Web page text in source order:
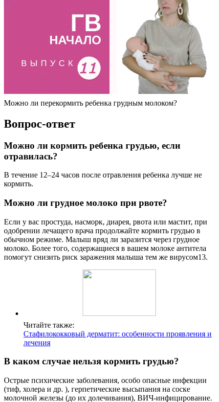
Можно ли перекормить ребенка грудным молоком?
Вопрос-ответ
Можно ли кормить ребенка грудью, если
отравилась?
В течение 12–24 часов после отравления ребенка лучше не
кормить.
Можно ли грудное молоко при рвоте?
Если у вас простуда, насморк, диарея, рвота или мастит, при
одобрении лечащего врача продолжайте кормить грудью в
обычном режиме. Малыш вряд ли заразится через грудное
молоко. Более того, содержащиеся в вашем молоке антитела
помогут снизить риск заражения малыша тем же вирусом13.
Читайте также:
Стафилококковый дерматит: особенности проявления и
лечения
В каком случае нельзя кормить грудью?
Острые психические заболевания, особо опасные инфекции
(тиф, холера и др. ), герпетические высыпания на соске
молочной железы (до их долечивания), ВИЧ-инфицирование.